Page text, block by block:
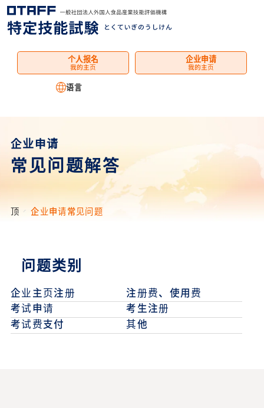
个人报名
我的主页
企业申请
我的主页
语言
企业申请
常见问题解答
顶 企业申请常见问题
问题类别
企业主页注册
注册费、使用费
考试申请
考生注册
考试费支付
其他